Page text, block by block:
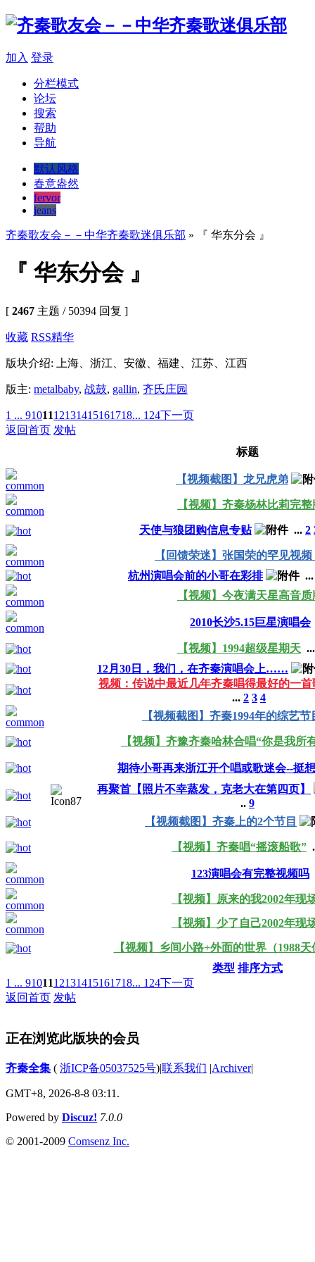
加入 登录
分栏模式
论坛
搜索
帮助
导航
默认风格
春意盎然
fervor
jeans
齐秦歌友会－－中华齐秦歌迷俱乐部 » 『 华东分会 』
『 华东分会 』
[ 2467 主题 / 50394 回复 ]
收藏 RSS精华
版块介绍: 上海、浙江、安徽、福建、江苏、江西
版主: metalbaby, 战鼓, gallin, 齐氏庄园
1 ... 9101112131415161718... 124下一页
返回首页 发帖
标题
【视频截图】龙兄虎弟
【视频】齐秦杨林比莉完整
天使与狼团购信息专贴 ... 2
【回馈荣迷】张国荣的罕见视
杭州演唱会前的小哥在彩排
【视频】今夜满天星高音质
2010长沙5.15巨星演唱会
【视频】1994超级星期天
12月30日，我们，在齐秦演唱会上……
视频：传说中最近几年齐秦唱得最好的一
... 2 3 4
【视频截图】齐秦1994年的综艺节
【视频】齐豫齐秦哈林合唱“你是我所
期待小哥再来浙江开个唱或歌迷会--挺
再聚首【照片不幸蒸发，克老大在第四页】
.. 9
【视频截图】齐秦上的2个节目
【视频】齐秦唱“摇滚船歌”
123演唱会有完整视频吗
【视频】原来的我2002年现
【视频】少了自己2002年现
【视频】乡间小路+外面的世界（1988
类型 排序方式
1 ... 9101112131415161718... 124下一页
返回首页 发帖
正在浏览此版块的会员
齐秦全集 ( 浙ICP备05037525号)|联系我们 |Archiver|
GMT+8, 2026-8-8 03:11.
Powered by Discuz! 7.0.0
© 2001-2009 Comsenz Inc.